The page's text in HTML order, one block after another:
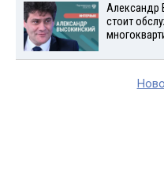
Александр
стоит